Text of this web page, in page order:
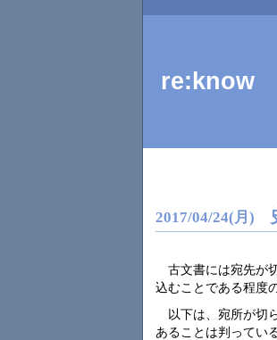
re:know
2017/04/24(月)
古文書には宛先が
込むことである程度
以下は、宛所が切
あることは判っている